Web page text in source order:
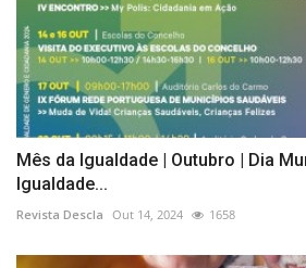
Mês da Igualdade | Outubro | Dia
Igualdade...
Revista Descla Out 14, 2024 1658